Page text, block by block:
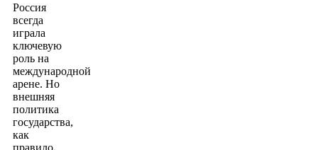
Россия
всегда
играла
ключевую
роль на
международной
арене. Но
внешняя
политика
государства,
как
правило,